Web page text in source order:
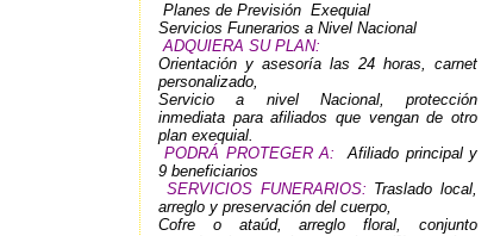
Planes de Previsión Exequial
Servicios Funerarios a Nivel Nacional
ADQUIERA SU PLAN:
Orientación y asesoría las 24 horas, carnet
personalizado,
Servicio a nivel Nacional, protección
inmediata para afiliados que vengan de otro
plan exequial.
PODRÁ PROTEGER A:Afiliado principal y
9 beneficiarios
SERVICIOS FUNERARIOS: Traslado local,
arreglo y preservación del cuerpo,
Cofre o ataúd, arreglo floral, conjunto